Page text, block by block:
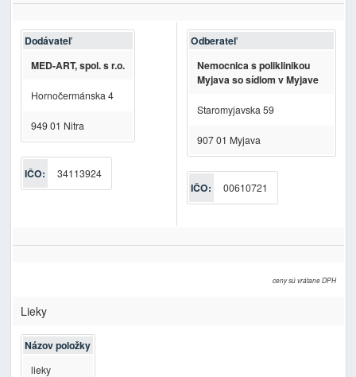
Dodávateľ
MED-ART, spol. s r.o.
Hornočermánska 4
949 01 Nitra
IČO: 34113924
Odberateľ
Nemocnica s poliklinikou
Myjava so sídlom v Myjave
Staromyjavska 59
907 01 Myjava
IČO: 00610721
ceny sú vrátane DPH
Lieky
Názov položky
lieky